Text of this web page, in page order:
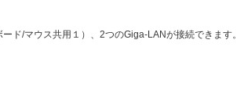
ド/マウス共用１）、2つのGiga-LANが接続できます。